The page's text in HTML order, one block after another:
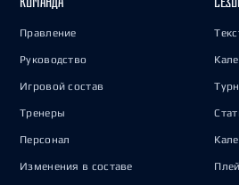
Правление
Руководство
Игровой состав
Тренеры
Персонал
Изменения в составе